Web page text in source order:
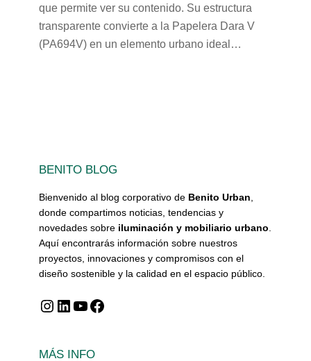
que permite ver su contenido. Su estructura
transparente convierte a la Papelera Dara V
(PA694V) en un elemento urbano ideal…
BENITO BLOG
Bienvenido al blog corporativo de Benito Urban
donde compartimos noticias, tendencias y
novedades sobre iluminación y mobiliario urbano
Aquí encontrarás información sobre nuestros
proyectos, innovaciones y compromisos con el
diseño sostenible y la calidad en el espacio público.
Instagram LinkedIn YouTube Facebook
MÁS INFO